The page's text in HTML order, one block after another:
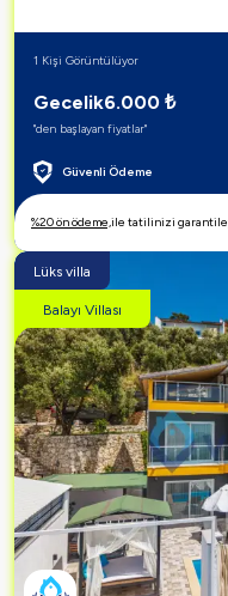
Güvenli Ödeme
Gecelik6.000 ₺
"den başlayan fiyatlar"
1 Kişi Görüntülüyor
%20 ön ödeme,ile tatilinizi
Lüks villa
Balayı Villası